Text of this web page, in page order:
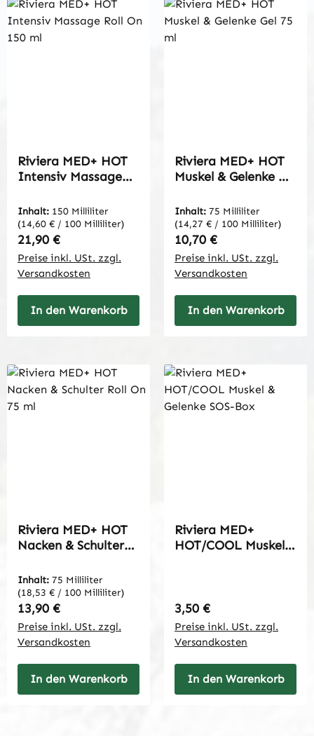
Riviera MED+ HOT
Intensiv Massage
Inhalt: 150 Milliliter
(14,60 € / 100 Milliliter)
Regulärer Preis:
21,90 €
Preise inkl. USt. zzgl.
Versandkosten
In den Warenkorb
Riviera MED+ HOT
Muskel & Gelenke Gel
Inhalt: 75 Milliliter
(14,27 € / 100 Milliliter)
Regulärer Preis:
10,70 €
Preise inkl. USt. zzgl.
Versandkosten
In den Warenkorb
Riviera MED+ HOT
Nacken & Schulter
Inhalt: 75 Milliliter
(18,53 € / 100 Milliliter)
Regulärer Preis:
13,90 €
Preise inkl. USt. zzgl.
Versandkosten
In den Warenkorb
Riviera MED+
HOT/COOL Muskel &
Regulärer Preis:
3,50 €
Preise inkl. USt. zzgl.
Versandkosten
In den Warenkorb